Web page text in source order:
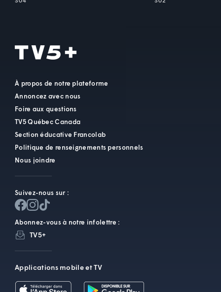
À propos de notre plateforme
Annoncez avec nous
Foire aux questions
TV5 Québec Canada
Section éducative Francolab
Politique de renseignements personnels
Nous joindre
Suivez-nous sur :
Abonnez-vous à notre infolettre :
TV5+
Applications mobile et TV